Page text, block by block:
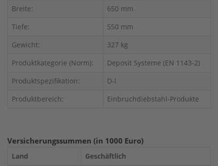
Breite:
650 mm
Tiefe:
550 mm
Gewicht:
327 kg
Produktkategorie (Norm):
Deposit Systeme (EN 1143-2)
Produktspezifikation:
D-I
Produktbereich:
Einbruchdiebstahl-Produkte
Versicherungssummen (in 1000 Euro)
Land
Geschäftlich